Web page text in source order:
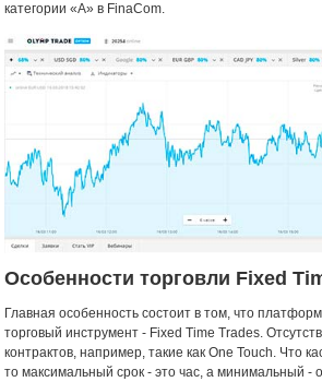
категории «А» в FinaCom.
Особенности торговли Fixed
Главная особенность состоит в том, что
торговый инструмент - Fixed Time Trades.
контрактов, например, такие как One Touch. Что
то максимальный срок - это час, а минимальный -